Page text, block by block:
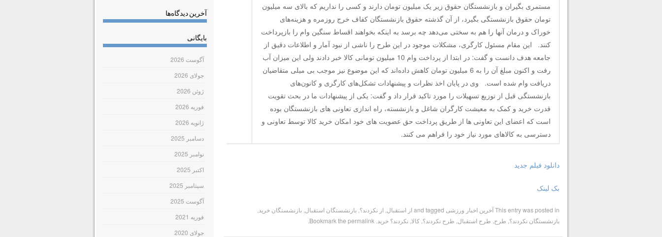
مستمری بگیران و بازنشستگان حقوق زیر یک میلیون تومان دارند و کسی را نداریم که بالای سه میلیون
تومان حقوق بازنشستگی بگیرد، از آن گذشته حقوق بازنشستگان کفاف خرج روزمره و هزینه‌های
خوراک و درمان آنها را هم به سختی می‌دهد چه برسد به اینکه بخواهند اقساط سنگین وام را بازپرداخت
کنند. این مقام مسئول کارگری، مشکلات موجود در این طرح را ناشی از نبود آمار و اطلاعات دقیق از
جامعه هدف دانست و گفت: در ابتدا از پرداخت وام 10 میلیون تومانی کالا خبر دادند ولی این میزان آب
رفت و اکنون مبلغ آن را به 6 میلیون تومان کاهش داده‌اند که این موضوع نیز موجب بی میلی متقاضیان
دریافت وام شده است. وی در پایان اخذ نظرات و پیشنهادات تشکل‌های کارگری و کانون‌های
بازنشستگی قبل از توزیع تسهیلات را مورد تاکید قرار داد و گفت: یکی از پیشنهادات ما در بحث تقویت
قدرت خرید و کمک به معیشت کارگران شاغل و بازنشسته، راه اندازی تعاونی های بازنشستگان بوده
است که اعضای این تعاونی ها از طریق پرداخت حق عضویت های خود امکان خرید کالا توسط تعاونی و
دسترسی به کالاهای مورد نیاز خود را فراهم می کنند.
دانلود فیلم جدید
بک لینک
This entry was posted inآخرین اخبار ورزشی از استقبال از نکردند؟ بازنشستگان استقبال بازنشستگان خرید
بازنشستگان نکردند؟ طرح طرح استقبال طرح نکردند؟ کالا نکردند؟ خرید permalink
آخرین دیدگاه‌ها
بایگانی
آگوست 2026
جولای 2026
ژوئن 2026
فوریه 2026
ژانویه 2026
دسامبر 2025
نوامبر 2025
اکتبر 2025
سپتامبر 2025
آگوست 2025
فوریه 2021
جولای 2020